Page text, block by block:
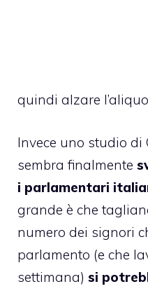
quindi alzare
Invece uno studio di
sembra finalmente
i parlamentari
grande è che
numero dei signori
parlamento (e che
settimana) si